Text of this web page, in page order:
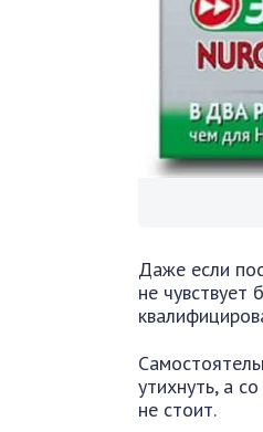
Даже если
не чувствует
утихнуть, а
не стоит.